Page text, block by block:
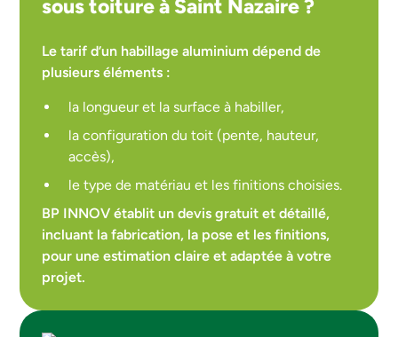
sous toiture à Saint Nazaire ?
Le tarif d’un habillage aluminium dépend de
plusieurs éléments :
la longueur et la surface à habiller,
la configuration du toit (pente, hauteur,
accès),
le type de matériau et les finitions choisies.
BP INNOV établit un devis gratuit et détaillé,
incluant la fabrication, la pose et les finitions,
pour une estimation claire et adaptée à votre
projet.